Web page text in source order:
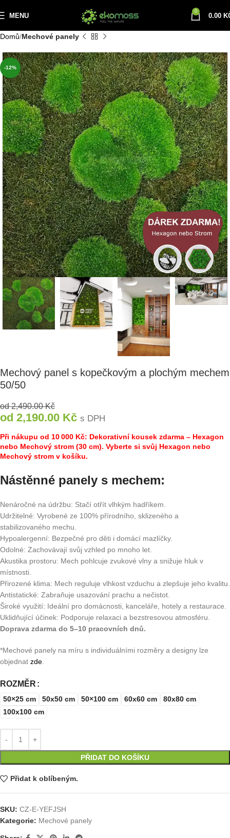
MENU
0
0.00
Domů Mechové panely
-12%
Mechový panel s kopečkovým a plochým mechem
50/50
od2,490.00Kč
od 2,190.00 Kč s DPH
Při nákupu od 10 000 Kč: Dekorativní kousek zdarma – Hexagon
nebo Mechový strom (30 cm). Vyberte si svůj Hexagon nebo
Mechový strom v košíku.
Nástěnné panely s mechem:
Nenáročné na údržbu: Stačí otřít vlhkým hadříkem.
Udržitelné: Vyrobené ze 100% přírodního, sklizeného a
stabilizovaného mechu.
Hypoalergenní: Bezpečné pro děti i domácí mazlíčky.
Odolné: Zachovávají svůj vzhled po mnoho let.
Akustika prostoru: Mech pohlcuje zvukové vlny a snižuje hluk v
místnosti.
Přirozené klima: Mech reguluje vlhkost vzduchu a zlepšuje jeho kvalitu.
Antistatické: Zabraňuje usazování prachu a nečistot.
Široké využití: Ideální pro domácnosti, kanceláře, hotely a restaurace.
Uklidňující účinek: Podporuje relaxaci a bezstresovou atmosféru.
Doprava zdarma do 5–10 pracovních dnů.
*Mechové panely na míru s individuálními rozměry a designy lze
objednat zde
ROZMĚR
50×25 cm 50x50 cm 50×100 cm 60x60 cm
80x80 cm
100x100 cm
PŘIDAT DO KOŠÍKU
Přidat k oblíbeným.
SKU: CZ-E-YEFJSH
Kategorie: Mechové panely